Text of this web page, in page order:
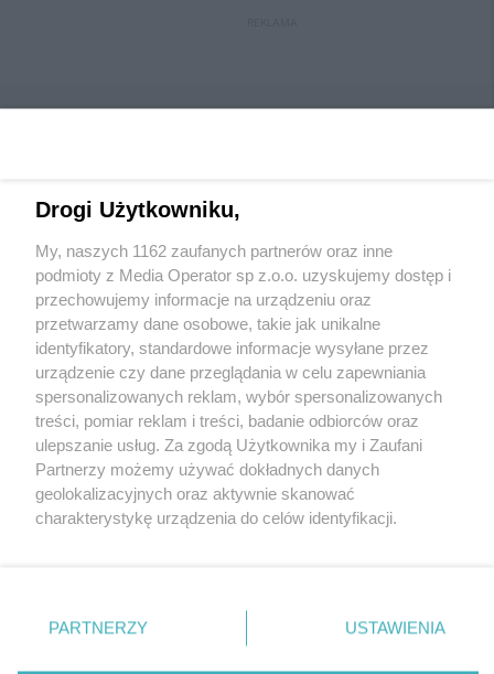
Wydawca mediów
Nie zapomnij
zapoznać się z:
polityką prywatności regulamin korzystania z portali
Twojemiasto
Piekary Śląskie
Chorzów
Tarnowskie Góry
Ruda Śląska
Świętochłowice
Zagłębie
Skontakuj sięz nami
Kontakt
Wydawca
Redakcja
Reklama
Drogi Użytkowniku,
My, naszych 1162 zaufanych partnerów oraz inne
podmioty z Media Operator sp z.o.o. uzyskujemy dostęp i
przechowujemy informacje na urządzeniu oraz
przetwarzamy dane osobowe, takie jak unikalne
identyfikatory, standardowe informacje wysyłane przez
urządzenie czy dane przeglądania w celu zapewniania
spersonalizowanych reklam, wybór spersonalizowanych
treści, pomiar reklam i treści, badanie odbiorców oraz
ulepszanie usług. Za zgodą Użytkownika my i Zaufani
Partnerzy możemy używać dokładnych danych
geolokalizacyjnych oraz aktywnie skanować
charakterystykę urządzenia do celów identyfikacji.
zmienić/wycofać klikając przycisk ustawień prywatności
znajdujący się w lewym dolnym rogu strony
rodzaje przetwarzania danych nie wymagają zgody
PARTNERZY USTAWIENIA